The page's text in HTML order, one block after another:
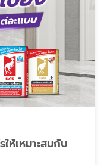
ห้เหมาะสมกับ